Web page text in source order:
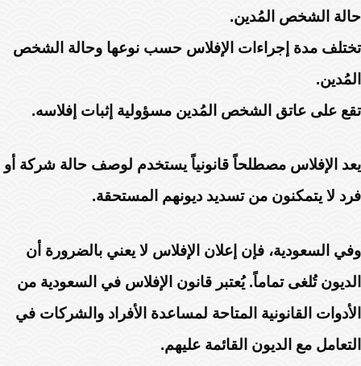
حالة الشخص المُدين.
تختلف مدة إجراءات الإفلاس حسب نوعها وحالة الشخص
المُدين.
تقع على عاتق الشخص المُدين مسؤولية إثبات إفلاسه.
يعد الإفلاس مصطلحاً قانونياً يستخدم لوصف حالة شركة أو
فرد لا يتمكنون من تسديد ديونهم المستحقة.
وفي السعودية، فإن إعلان الإفلاس لا يعني بالضرورة أن
الديون تُلغى تماماً. يُعتبر قانون الإفلاس في السعودية من
الأدوات القانونية المتاحة لمساعدة الأفراد والشركات في
التعامل مع الديون القائمة عليهم.